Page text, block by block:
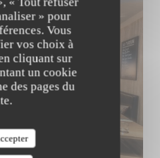
» pour
Vous
vos choix à
cliquant sur
un cookie
des pages du